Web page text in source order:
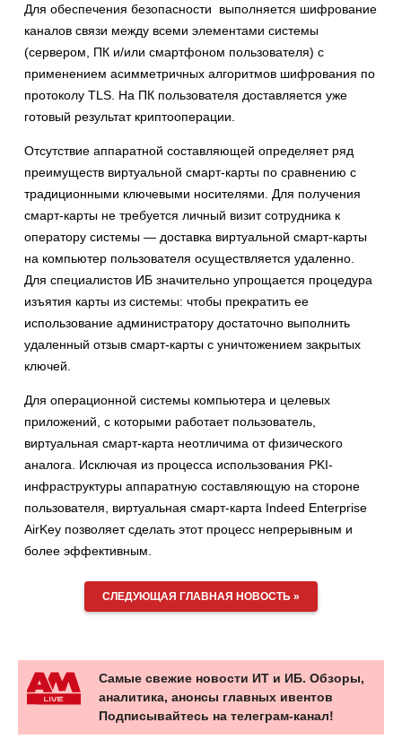
Для обеспечения безопасности выполняется шифрование
каналов связи между всеми элементами системы
(сервером, ПК и/или смартфоном пользователя) с
применением асимметричных алгоритмов шифрования по
протоколу TLS. На ПК пользователя доставляется уже
готовый результат криптооперации.
Отсутствие аппаратной составляющей определяет ряд
преимуществ виртуальной смарт-карты по сравнению с
традиционными ключевыми носителями. Для получения
смарт-карты не требуется личный визит сотрудника к
оператору системы — доставка виртуальной смарт-карты
на компьютер пользователя осуществляется удаленно.
Для специалистов ИБ значительно упрощается процедура
изъятия карты из системы: чтобы прекратить ее
использование администратору достаточно выполнить
удаленный отзыв смарт-карты с уничтожением закрытых
ключей.
Для операционной системы компьютера и целевых
приложений, с которыми работает пользователь,
виртуальная смарт-карта неотличима от физического
аналога. Исключая из процесса использования PKI-
инфраструктуры аппаратную составляющую на стороне
пользователя, виртуальная смарт-карта Indeed Enterprise
AirKey позволяет сделать этот процесс непрерывным и
более эффективным.
СЛЕДУЮЩАЯ ГЛАВНАЯ НОВОСТЬ »
Самые свежие новости ИТ и ИБ. Обзоры,
аналитика, анонсы главных ивентов
Подписывайтесь на телеграм-канал!